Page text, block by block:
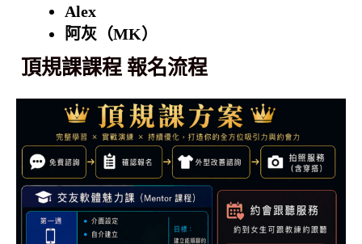
Alex
阿灰（MK）
頂規課課程 報名流程